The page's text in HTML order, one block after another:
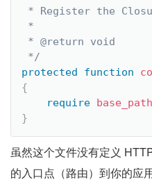
* Register the
*
* @return void
*/
protected
function
{
require base_path
}
虽然这个文件没有定义
的入口点（路由）到你的应